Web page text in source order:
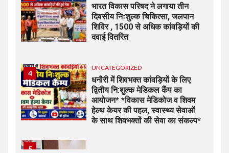
भारत विकास परिषद ने लगाया तीन
दिवसीय निःशुल्क चिकित्सा, जलपान
शिविर , 1500 से अधिक कांवड़ियों की
दवाई वितरित
4
UNCATEGORIZED
धनौरी में शिवभक्त कांवड़ियों के लिए
द्वितीय नि:शुल्क मेडिकल कैंप का
आयोजन* *विकास मेडिकोज व शिवम
हेल्थ केयर की पहल, स्वास्थ्य सेवाओं
के साथ शिवभक्तों की सेवा का संकल्प*
5